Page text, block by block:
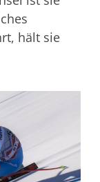
hält sie